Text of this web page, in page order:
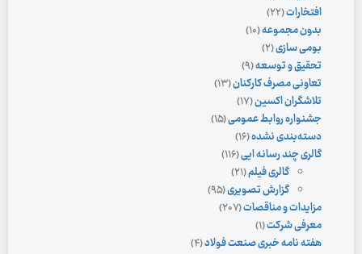
افتخارات(۲۲)
بدون مجموعه(۱۰)
بومی سازی(۲)
تحقیق و توسعه(۹)
تعاونی مصرف کارکنان(۱۳)
تلاشگران اکسین(۱۷)
جشنواره روابط عمومی(۱۵)
دسته‌بندی نشده(۱۶)
گالری چند رسانه ایی(۱۱۶)
گالری فیلم(۲۱)
گزارش تصویری(۹۵)
مزایدات و مناقصات(۲۰۷)
معرفی شرکت(۱)
هفته نامه خبری صنعت فولاد(۴)